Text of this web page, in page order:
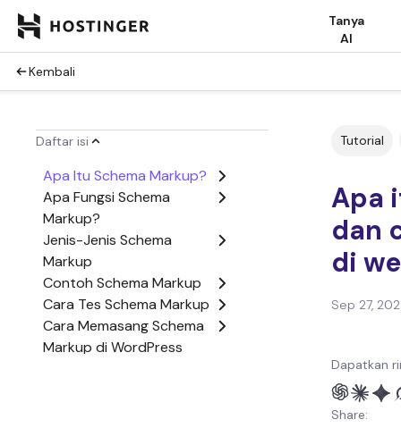
Tanya
AI
Kembali
Daftar isi
Apa Itu Schema Markup?
Apa Fungsi Schema
Markup?
Jenis-Jenis Schema
Markup
Contoh Schema Markup
Cara Tes Schema Markup
Cara Memasang Schema
Markup di WordPress
Tutorial
Apa
dan
di
Sep 27,
Dapatkan
Share: